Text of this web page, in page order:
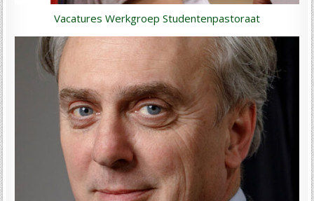
Vacatures Werkgroep Studentenpastoraat